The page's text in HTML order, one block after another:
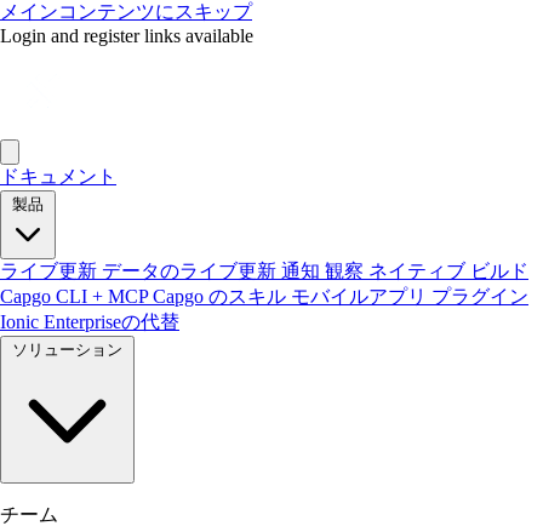
メインコンテンツにスキップ
Login and register links available
ドキュメント
製品
ライブ更新 データのライブ更新 通知 観察 ネイティブ ビルド
Capgo CLI + MCPCapgo のスキル モバイルアプリ プラグイン
Ionic Enterpriseの代替
ソリューション
チーム